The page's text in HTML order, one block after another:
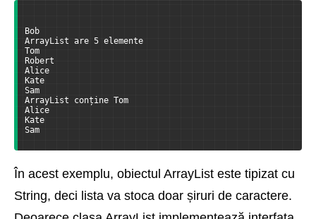
Bob
ArrayList are 5 elemente
Tom
Robert
Alice
Kate
Sam
ArrayList conține Tom
Alice
Kate
Sam
În acest exemplu, obiectul ArrayList este tipizat cu
String, deci lista va stoca doar șiruri de caractere.